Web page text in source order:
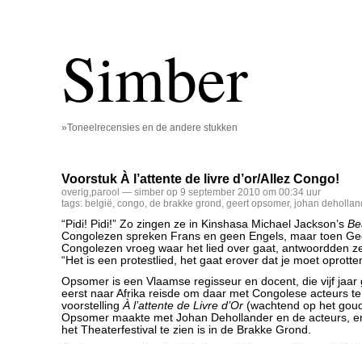
Simber
»Toneelrecensies en de andere stukken
Voorstuk À l’attente de livre d’or/Allez Congo!
overig,parool — simber op 9 september 2010 om 00:34 uur
tags: belgië, congo, de brakke grond , geert opsomer, johan
“Pidi! Pidi!” Zo zingen ze in Kinshasa Michael Jackson’s
Congolezen spreken Frans en geen Engels, maar toen
Congolezen vroeg waar het lied over gaat, antwoordden
“Het is een protestlied, het gaat erover dat je moet
Opsomer is een Vlaamse regisseur en docent, die vijf jaar
eerst naar Afrika reisde om daar met Congolese acteurs
voorstellingÀ l’attente de Livre d’Or (wachtend op het
Opsomer maakte met Johan Dehollander en de acteurs,
het Theaterfestival te zien is in de Brakke Grond.